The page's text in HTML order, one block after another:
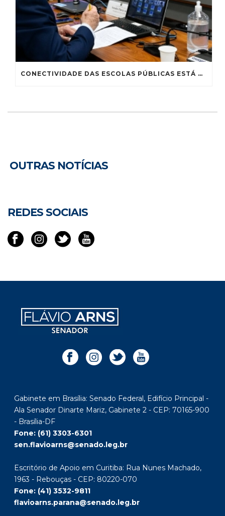
CONECTIVIDADE DAS ESCOLAS PÚBLICAS ESTÁ MUITO AQUÉM DO IDEAL, CONCLUI SUBCOMISSÃO
OUTRAS NOTÍCIAS
REDES SOCIAIS
Gabinete em Brasília: Senado Federal, Edifício Principal -
Ala Senador Dinarte Mariz, Gabinete 2 - CEP: 70165-900
- Brasília-DF
Fone: (61) 3303-6301
sen.flavioarns@senado.leg.br
Escritório de Apoio em Curitiba: Rua Nunes Machado,
1963 - Rebouças - CEP: 80220-070
Fone: (41) 3532-9811
flavioarns.parana@senado.leg.br